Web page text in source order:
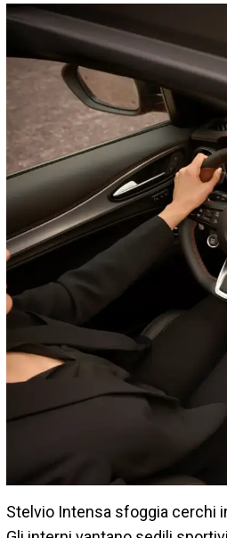
Stelvio Intensa sfoggia cerchi